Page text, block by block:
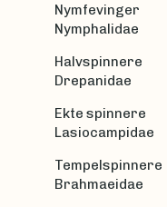
Nymfevinger
Nymphalidae
Halvspinnere
Drepanidae
Ekte spinnere
Lasiocampidae
Tempelspinnere
Brahmaeidae